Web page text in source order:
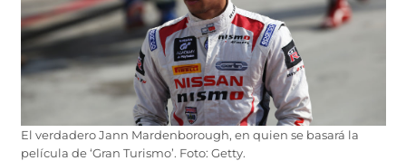
El verdadero Jann Mardenborough, en quien se basará la
película de ‘Gran Turismo’. Foto: Getty.